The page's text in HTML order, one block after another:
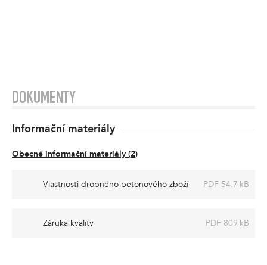
DOKUMENTY
Informační materiály
Obecné informační materiály (2)
Vlastnosti drobného betonového zboží PDF 54.7 kB
Záruka kvality PDF 809 kB